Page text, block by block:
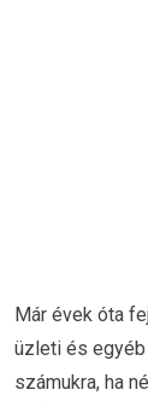
Már évek óta
üzleti és
számukra, ha